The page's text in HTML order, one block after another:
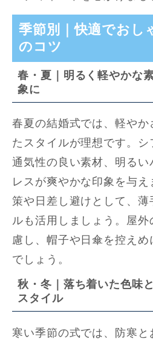
季節別｜快適でおし
のコツ
春・夏｜明るく軽やかな
象に
春夏の結婚式では、軽やか
たスタイルが理想です。
通気性の良い素材、明るい
レスが爽やかな印象を与
策や日差し避けとして、薄
ルも活用しましょう。屋
慮し、帽子や日傘を控え
でしょう。
秋・冬｜落ち着いた色味
スタイル
寒い季節の式では、防寒と